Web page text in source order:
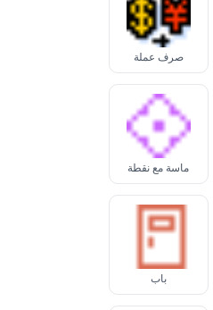
صرف عملة
ماسة مع نقطة
باب